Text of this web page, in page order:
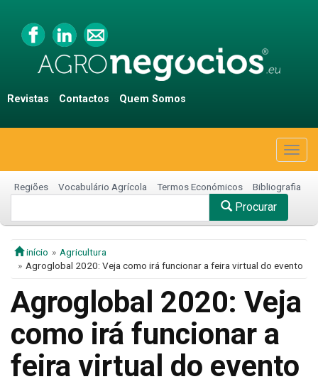
Revistas Contactos Quem Somos
Regiões Vocabulário Agrícola Termos Económicos Bibliografia
Procurar
início
Agricultura
Agroglobal 2020: Veja como irá funcionar a feira virtual do evento
Agroglobal 2020: Veja
como irá funcionar a
feira virtual do evento